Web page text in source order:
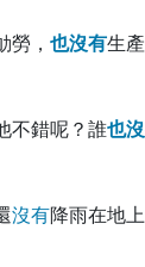
勞， 也沒有生產
不錯呢？誰也沒
沒有降雨在地上